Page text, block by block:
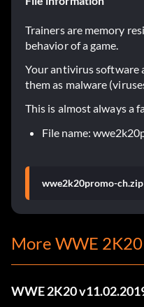
Trainers are memory
behavior of a game.
Your antivirus software
them as malware
This is almost always a
File name:
wwe2k20promo-ch.zip
More WWE
WWE 2K20